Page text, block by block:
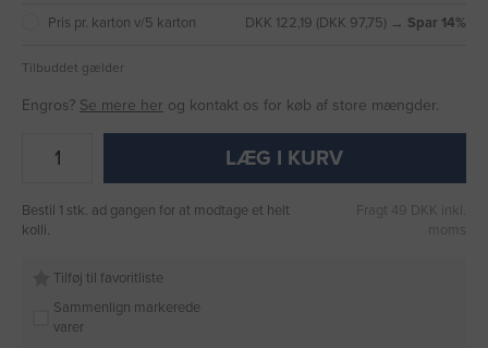
Pris pr. karton v/5 karton DKK 122,19 (DKK 97,75) → Spar 14%
Tilbuddet gælder
Engros? Se mere her og kontakt os for køb af store mængder.
LÆG I KURV
Bestil 1 stk. ad gangen for at modtage et helt
kolli.
Fragt 49 DKK inkl.
moms
Tilføj til favoritliste
Sammenlign markerede
varer